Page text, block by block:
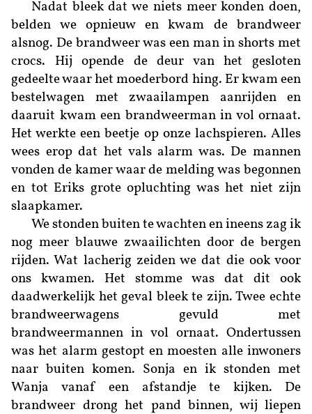
Nadat bleek dat we niets meer konden doen,
belden we opnieuw en kwam de brandweer
alsnog. De brandweer was een man in shorts met
crocs. Hij opende de deur van het gesloten
gedeelte waar het moederbord hing. Er kwam een
bestelwagen met zwaailampen aanrijden en
daaruit kwam een brandweerman in vol ornaat.
Het werkte een beetje op onze lachspieren. Alles
wees erop dat het vals alarm was. De mannen
vonden de kamer waar de melding was begonnen
en tot Eriks grote opluchting was het niet zijn
slaapkamer.
We stonden buiten te wachten en ineens zag ik
nog meer blauwe zwaailichten door de bergen
rijden. Wat lacherig zeiden we dat die ook voor
ons kwamen. Het stomme was dat dit ook
daadwerkelijk het geval bleek te zijn. Twee echte
brandweerwagens gevuld met
brandweermannen in vol ornaat. Ondertussen
was het alarm gestopt en moesten alle inwoners
naar buiten komen. Sonja en ik stonden met
Wanja vanaf een afstandje te kijken. De
brandweer drong het pand binnen, wij liepen